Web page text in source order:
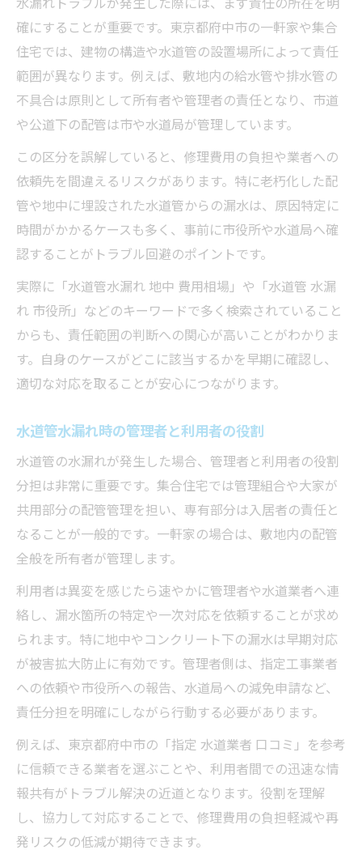
確にすることが重要です。東京都府中市の一軒家や集合
住宅では、建物の構造や水道管の設置場所によって責任
範囲が異なります。例えば、敷地内の給水管や排水管の
不具合は原則として所有者や管理者の責任となり、市道
や公道下の配管は市や水道局が管理しています。
この区分を誤解していると、修理費用の負担や業者への
依頼先を間違えるリスクがあります。特に老朽化した配
管や地中に埋設された水道管からの漏水は、原因特定に
時間がかかるケースも多く、事前に市役所や水道局へ確
認することがトラブル回避のポイントです。
実際に「水道管水漏れ 地中 費用相場」や「水道管 水漏
れ 市役所」などのキーワードで多く検索されていること
からも、責任範囲の判断への関心が高いことがわかりま
す。自身のケースがどこに該当するかを早期に確認し、
適切な対応を取ることが安心につながります。
水道管水漏れ時の管理者と利用者の役割
水道管の水漏れが発生した場合、管理者と利用者の役割
分担は非常に重要です。集合住宅では管理組合や大家が
共用部分の配管管理を担い、専有部分は入居者の責任と
なることが一般的です。一軒家の場合は、敷地内の配管
全般を所有者が管理します。
利用者は異変を感じたら速やかに管理者や水道業者へ連
絡し、漏水箇所の特定や一次対応を依頼することが求め
られます。特に地中やコンクリート下の漏水は早期対応
が被害拡大防止に有効です。管理者側は、指定工事業者
への依頼や市役所への報告、水道局への減免申請など、
責任分担を明確にしながら行動する必要があります。
例えば、東京都府中市の「指定 水道業者 口コミ」を参考
に信頼できる業者を選ぶことや、利用者間での迅速な情
報共有がトラブル解決の近道となります。役割を理解
し、協力して対応することで、修理費用の負担軽減や再
発リスクの低減が期待できます。